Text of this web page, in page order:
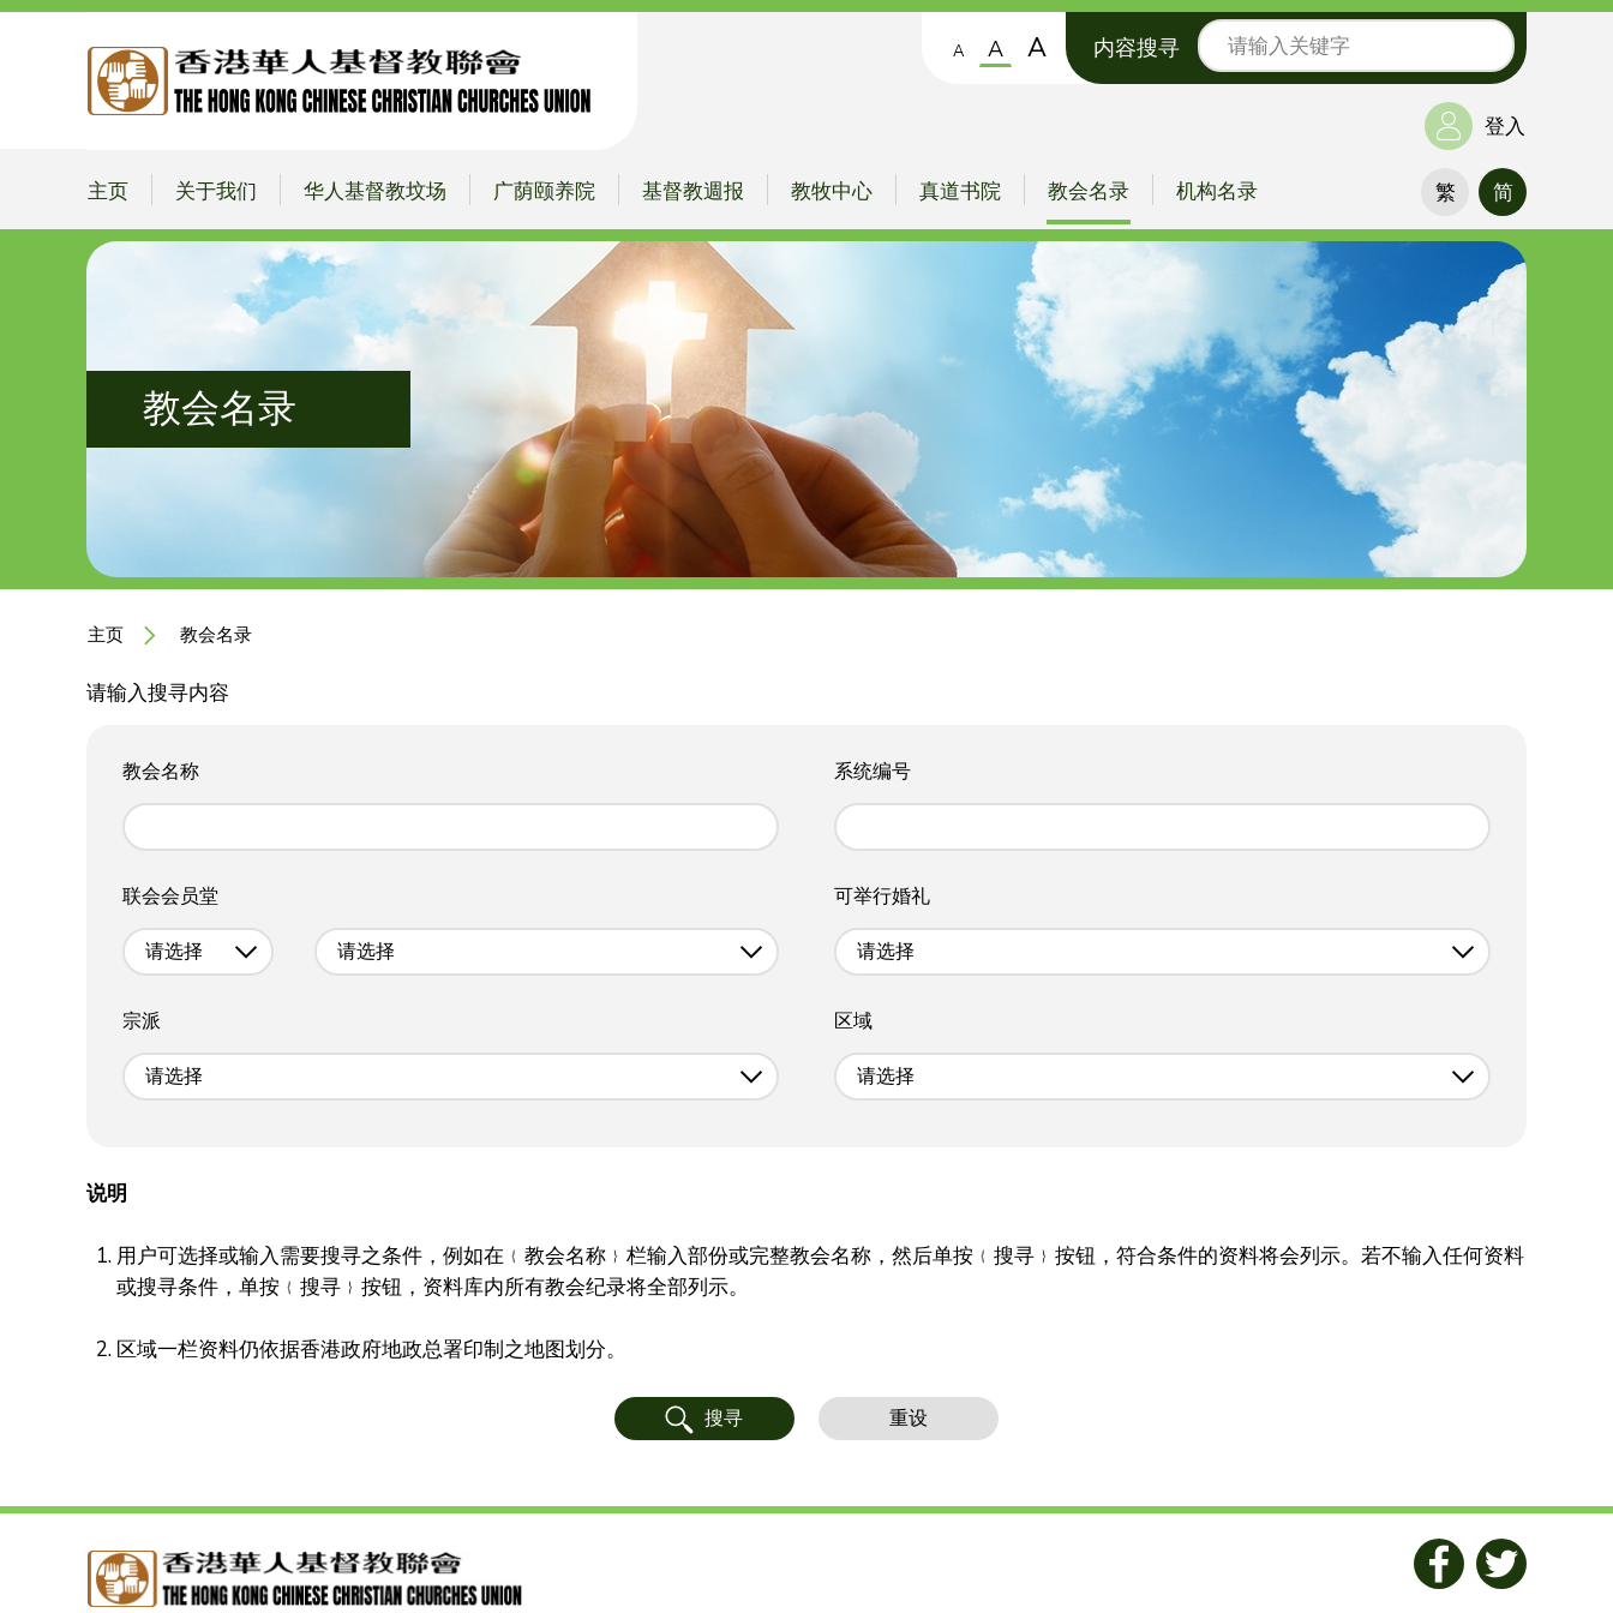
A A A 内容搜寻
登入
主页 关于我们 华人基督教坟场 广荫颐养院 基督教週报 教牧中心 真道书院 教会名录 机构名录 繁 简
教会名录
主页 教会名录
请输入搜寻内容
教会名称 系统编号
联会会员堂
请选择 请选择
可举行婚礼
请选择
宗派
请选择
区域
请选择
说明
用户可选择或输入需要搜寻之条件，例如在﹛教会名称﹜栏输入部份或完整教会名称，然后单按﹛搜寻﹜按钮，符合条件的资料将会列示。若不输入任何资料
或搜寻条件，单按﹛搜寻﹜按钮，资料库内所有教会纪录将全部列示。
区域一栏资料仍依据香港政府地政总署印制之地图划分。
搜寻 重设